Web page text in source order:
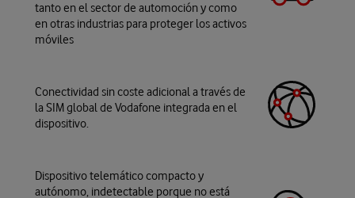
tanto en el sector de automoción y como
en otras industrias para proteger los activos
móviles
Conectividad sin coste adicional a través de
la SIM global de Vodafone integrada en el
dispositivo.
Dispositivo telemático compacto y
autónomo, indetectable porque no está